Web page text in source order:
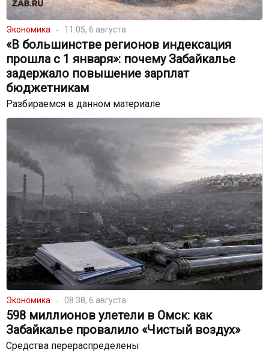
Экономика 11:05, 6 августа
«В большинстве регионов индексация
прошла с 1 января»: почему Забайкалье
задержало повышение зарплат
бюджетникам
Разбираемся в данном материале
Экономика 08:38, 6 августа
598 миллионов улетели в Омск: как
Забайкалье провалило «Чистый воздух»
Средства перераспределены